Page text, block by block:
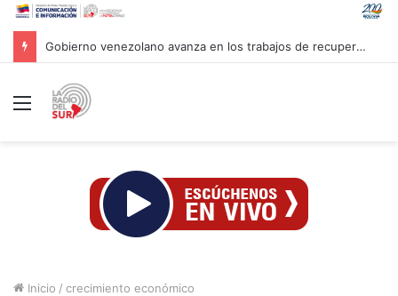
Cuba reitera disposición al diálogo con EE. UU. sobre bases de respeto
Menú
Inicio / crecimiento económico